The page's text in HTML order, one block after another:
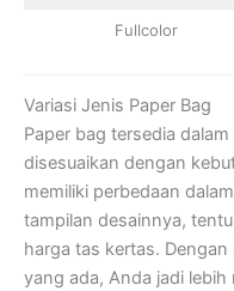
Fullcolor
Variasi Jenis Paper Bag
Paper bag tersedia
disesuaikan dengan
memiliki perbedaan
tampilan desainnya,
harga tas kertas.
yang ada, Anda jadi